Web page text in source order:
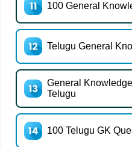
100 General
Telugu General
General
Telugu
100 Telugu GK